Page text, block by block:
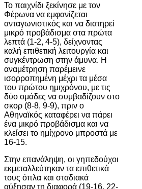
Το παιχνίδι ξεκίνησε με τον
Φέρωνα να εμφανίζεται
ανταγωνιστικός και να διατηρεί
μικρό προβάδισμα στα πρώτα
λεπτά (1-2, 4-5), δείχνοντας
καλή επιθετική λειτουργία και
συγκέντρωση στην άμυνα. Η
αναμέτρηση παρέμεινε
ισορροπημένη μέχρι τα μέσα
του πρώτου ημιχρόνου, με τις
δύο ομάδες να συμβαδίζουν στο
σκορ (8-8, 9-9), πριν ο
Αθηναϊκός καταφέρει να πάρει
ένα μικρό προβάδισμα και να
κλείσει το ημίχρονο μπροστά με
16-15.
Στην επανάληψη, οι γηπεδούχοι
εκμεταλλεύτηκαν τα επιθετικά
τους όπλα και σταδιακά
αύξησαν τη διαφορά (19-16, 22-